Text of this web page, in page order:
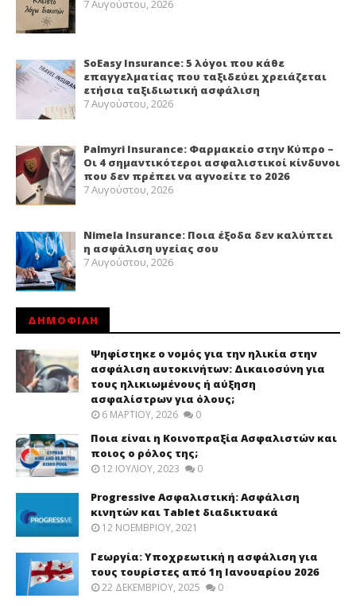
7 Αυγούστου, 2026
SoEasy Insurance: 5 λόγοι που κάθε
επαγγελματίας που ταξιδεύει χρειάζεται
ετήσια ταξιδιωτική ασφάλιση
7 Αυγούστου, 2026
Palmyri Insurance: Φαρμακείο στην Κύπρο –
Οι 4 σημαντικότεροι ασφαλιστικοί κίνδυνοι
που δεν πρέπει να αγνοείτε το 2026
7 Αυγούστου, 2026
Nimela Insurance: Ποια έξοδα δεν καλύπτει
η ασφάλιση υγείας σου
7 Αυγούστου, 2026
ΔΗΜΟΦΙΛΗ
Ψηφίστηκε ο νομός για την ηλικία στην
ασφάλιση αυτοκινήτων: Δικαιοσύνη για
τους ηλικιωμένους ή αύξηση
ασφαλίστρων για όλους;
6 ΜΑΡΤΊΟΥ, 2026 0
Ποια είναι η Κοινοπραξία Ασφαλιστών και
ποιος ο ρόλος της;
12 ΙΟΥΛΊΟΥ, 2023 0
Progressive Ασφαλιστική: Ασφάλιση
κινητών και Tablet διαδικτυακά
12 ΝΟΕΜΒΡΊΟΥ, 2021
Γεωργία: Υποχρεωτική η ασφάλιση για
τους τουρίστες από 1η Ιανουαρίου 2026
22 ΔΕΚΕΜΒΡΊΟΥ, 2025 0